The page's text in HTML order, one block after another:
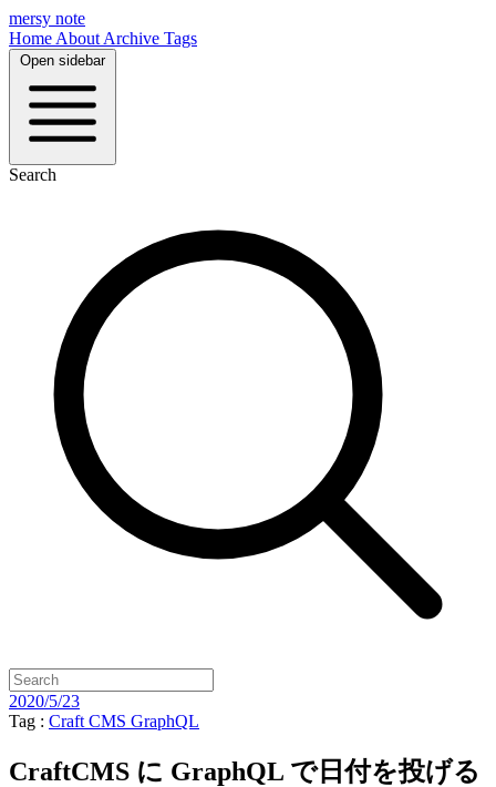
mersy note
Home About Archive Tags
Open sidebar
Search
2020/5/23
Tag : Craft CMS GraphQL
CraftCMS に GraphQL で日付を投げる